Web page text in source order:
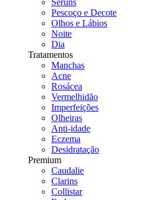
Séruns
Pescoço e Decote
Olhos e Lábios
Noite
Dia
Tratamentos
Manchas
Acne
Rosácea
Vermelhidão
Imperfeições
Olheiras
Anti-idade
Eczema
Desidratação
Premium
Caudalie
Clarins
Collistar